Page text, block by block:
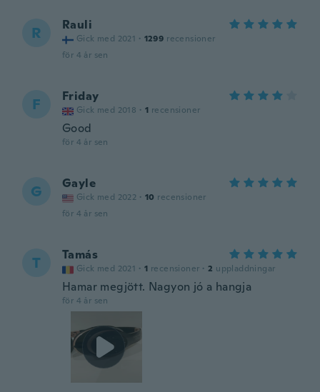
R Rauli
Gick med 2021 · 1299 recensioner
för 4 år sen
F Friday
Gick med 2018 · 1 recensioner
Good
för 4 år sen
G Gayle
Gick med 2022 · 10 recensioner
för 4 år sen
T Tamás
Gick med 2021 · 1 recensioner · 2 uppladdningar
Hamar megjött. Nagyon jó a hangja
för 4 år sen